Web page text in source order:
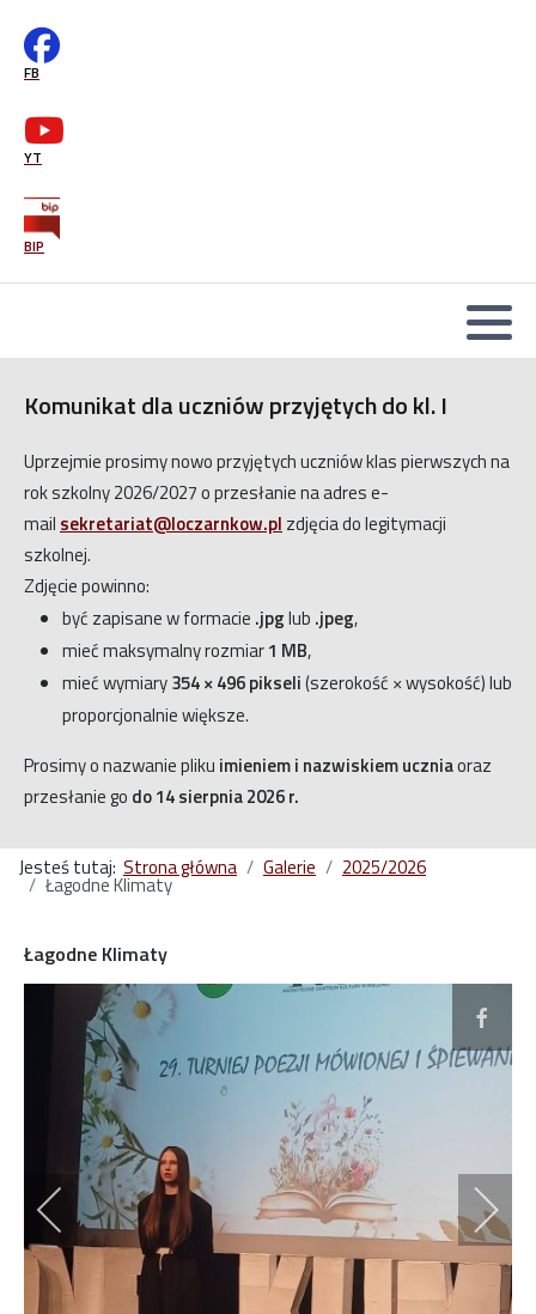
FB
YT
BIP
Komunikat dla uczniów przyjętych do kl. I
Uprzejmie prosimy nowo przyjętych uczniów klas pierwszych na
rok szkolny 2026/2027 o przesłanie na adres e-
mail sekretariat@loczarnkow.pl zdjęcia do legitymacji
szkolnej.
Zdjęcie powinno:
być zapisane w formacie .jpglub .jpeg,
mieć maksymalny rozmiar1 MB,
mieć wymiary354 × 496 pikseli(szerokość × wysokość) lub
proporcjonalnie większe.
Prosimy o nazwanie pliku imieniem i nazwiskiem uczniaoraz
przesłanie go do 14 sierpnia 2026 r.
Jesteś tutaj: Strona główna Galerie 2025/2026
Łagodne Klimaty
Łagodne Klimaty
Wsparcie psychologiczno-pedagogiczne
Office365
mLegitymacja-instrukcja
Druki podań